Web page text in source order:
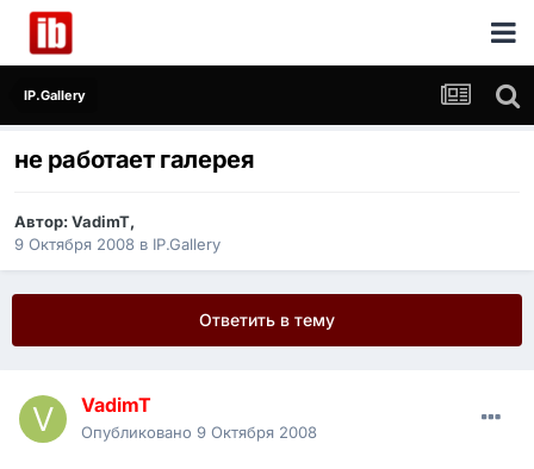
IP.Gallery
не работает галерея
Автор:VadimT,
9 Октября 2008 в IP.Gallery
Ответить в тему
VadimT
Опубликовано 9 Октября 2008